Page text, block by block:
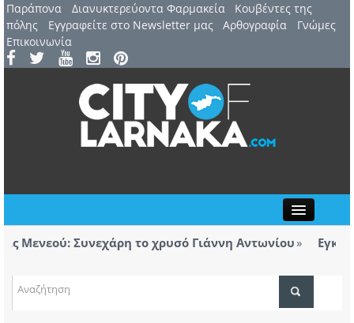
Παράπονα Διανυκτερεύοντα Φαρμακεία
Kουβέντες της
πόλης
Εγγραφείτε στο Newsletter μας Αρθογραφία
Γνώμες
Επικοινωνία
ΤΟΠΙΚΑ ΝΕΑ
Συνεχάρη το χρυσό Γιάννη Αντωνίου
τσιγάρα βρέθηκαν σε ταξί με προορισμό